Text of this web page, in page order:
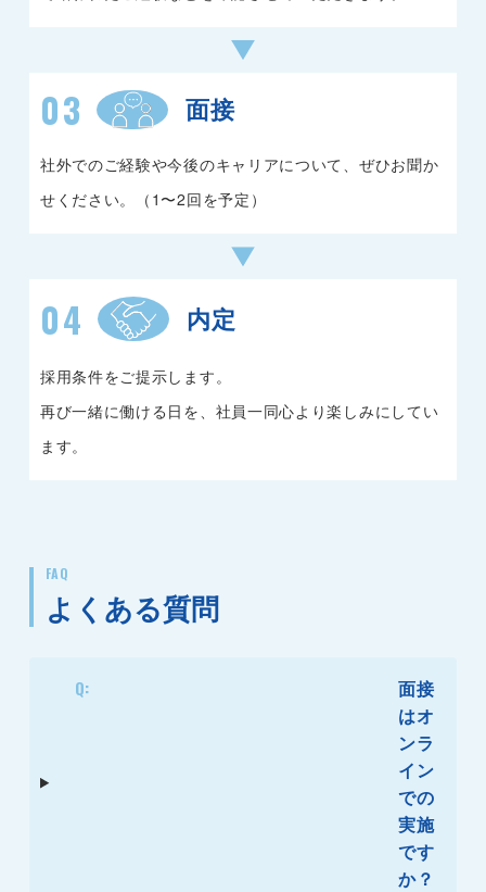
03 面接
社外でのご経験や今後のキャリアについて、ぜひお聞か
せください。（1〜2回を予定）
04 内定
採用条件をご提示します。
再び一緒に働ける日を、社員一同心より楽しみにしてい
ます。
FAQ
よくある質問
Q:
面接
はオ
ンラ
イン
での
実施
です
か？